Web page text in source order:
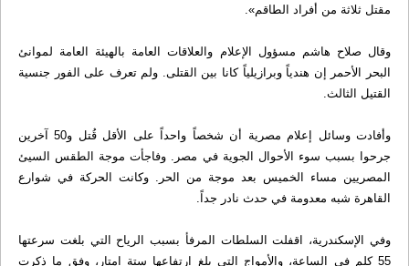
مقتل ثلاثة من أفراد الطاقم».
وقال صلاح هاشم مسؤول الإعلام والعلاقات العامة بالهيئة العامة لموانئ
البحر الأحمر إن هندياً وبرازيلياً كانا بين القتلى. ولم تعرف على الفور جنسية
القتيل الثالث.
وأفادت وسائل إعلام مصرية أن شخصاً واحداً على الأقل قُتل و50 آخرين
جرحوا بسبب سوء الأحوال الجوية في مصر. وفاجأت موجة الطقس السيئ
المصريين مساء الخميس بعد موجة من الحر. وكانت الحركة في شوارع
القاهرة شبه معدومة في حدث نادر جداً.
وفي الإسكندرية، اقفلت السلطات المرفأ بسبب الرياح التي بلغت سرعتها
55 كلم في الساعة، والأمواج التي بلغ ارتفاعها ستة امتار، وفق ما ذكرت